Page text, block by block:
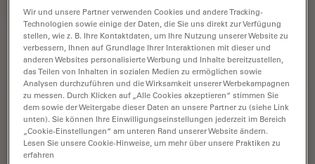
FILTER ARTICLES
Boston Innovation Hub
Wir und unsere Partner verwenden Cookies und andere Tracking-
Technologien sowie einige der Daten, die Sie uns direkt zur Verfügung
stellen, wie z. B. Ihre Kontaktdaten, um Ihre Nutzung unserer Website zu
verbessern, Ihnen auf Grundlage Ihrer Interaktionen mit dieser und
anderen Websites personalisierte Werbung und Inhalte bereitzustellen,
das Teilen von Inhalten in sozialen Medien zu ermöglichen sowie
Analysen durchzuführen und die Wirksamkeit unserer Werbekampagnen
zu messen. Durch Klicken auf „Alle Cookies akzeptieren“ stimmen Sie
dem sowie der Weitergabe dieser Daten an unsere Partner zu (siehe Link
unten). Sie können Ihre Einwilligungseinstellungen jederzeit im Bereich
„Cookie-Einstellungen“ am unteren Rand unserer Website ändern.
Lesen Sie unsere Cookie-Hinweise, um mehr über unsere Praktiken zu
erfahren